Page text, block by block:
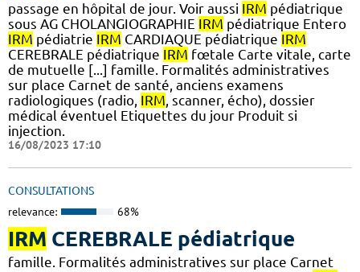
passage en hôpital de jour. Voir aussi IRM pédiatrique
sous AG CHOLANGIOGRAPHIE IRM pédiatrique Entero
IRM pédiatrie IRM CARDIAQUE pédiatrique IRM
CEREBRALE pédiatrique IRM fœtale Carte vitale, carte
de mutuelle [...] famille. Formalités administratives
sur place Carnet de santé, anciens examens
radiologiques (radio, IRM, scanner, écho), dossier
médical éventuel Etiquettes du jour Produit si
injection.
16/08/2023 17:10
CONSULTATIONS
relevance: 68%
IRM CEREBRALE pédiatrique
famille. Formalités administratives sur place Carnet